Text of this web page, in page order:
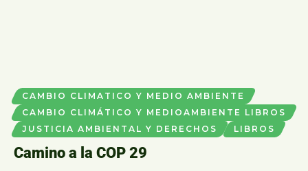
CAMBIO CLIMATICO Y MEDIO AMBIENTE
CAMBIO CLIMÁTICO Y MEDIOAMBIENTE LIBROS
JUSTICIA AMBIENTAL Y DERECHOS
LIBROS
Camino a la COP 29